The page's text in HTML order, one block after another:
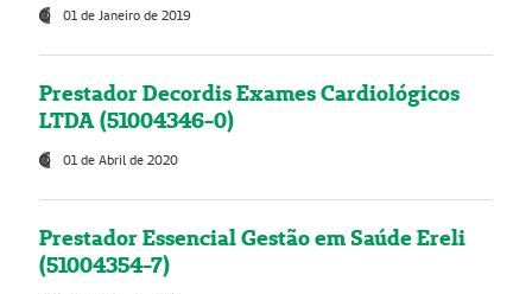
01 de Janeiro de 2019
Prestador Decordis Exames Cardiológicos
LTDA (51004346-0)
01 de Abril de 2020
Prestador Essencial Gestão em Saúde Ereli
(51004354-7)